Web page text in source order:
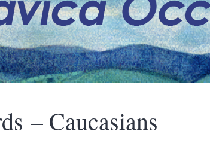
– Caucasians